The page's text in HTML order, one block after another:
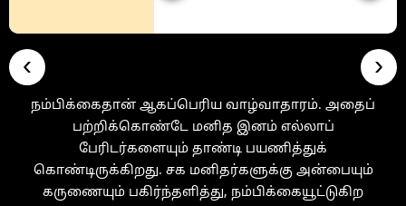
‹ ›
நம்பிக்கைதான் ஆகப்பெரிய வாழ்வாதாரம். அதைப்
பற்றிக்கொண்டே மனித இனம் எல்லாப்
பேரிடர்களையும் தாண்டி பயணித்துக்
கொண்டிருக்கிறது. சக மனிதர்களுக்கு அன்பையும்
கருணையும் பகிர்ந்தளித்து, நம்பிக்கையூட்டுகிற